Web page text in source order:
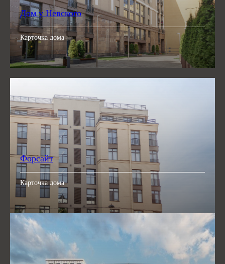
Дом у Невского
Карточка дома
Форсайт
Карточка дома